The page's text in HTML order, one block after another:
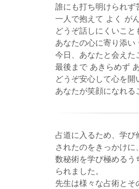
誰にも打ち明けられず
一人で抱えて よく が
どうぞ話しにくいこと
あなたの心に寄り添い
今日、あなたと会えた
最後まで あきらめず
どうぞ安心して心を開
あなたが笑顔になれる
占道に入るため、学
されたのをきっかけに
数秘術を学び極めるう
られました。
先生は様々な占術と